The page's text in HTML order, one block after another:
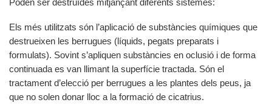
Poden ser destruïdes mitjançant diferents sistemes:
Els més utilitzats són l’aplicació de substàncies químiques que
destrueixen les berrugues (líquids, pegats preparats i
formulats). Sovint s’apliquen substàncies en oclusió i de forma
continuada es van llimant la superfície tractada. Són el
tractament d’elecció per berrugues a les plantes dels peus, ja
que no solen donar lloc a la formació de cicatrius.